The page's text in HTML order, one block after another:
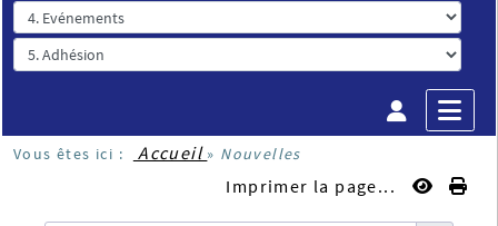
Vous êtes ici : Accueil » Nouvelles
Imprimer la page...